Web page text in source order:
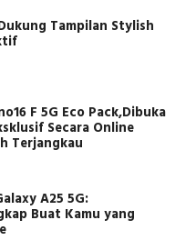
Tampilan Stylish
F 5G Eco Pack,Dibuka
Secara Online
Terjangkau
A25 5G:
Buat Kamu yang